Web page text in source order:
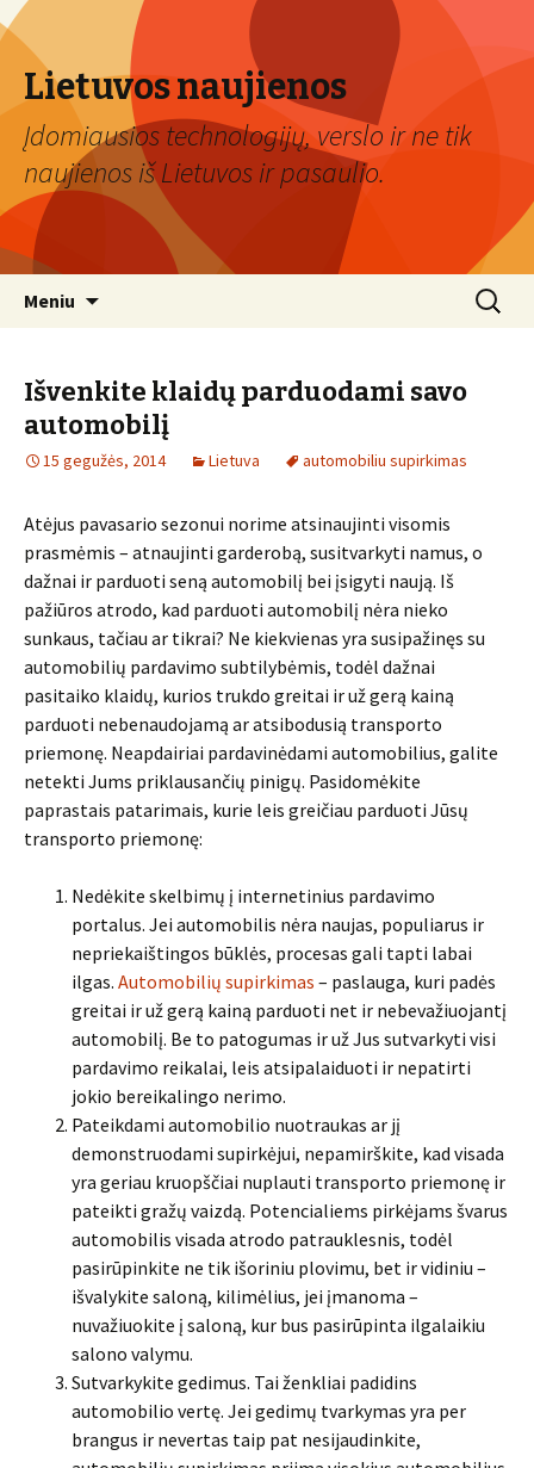
Lietuvos naujienos
Įdomiausios technologijų, verslo ir ne tik
naujienos iš Lietuvos ir pasaulio.
Meniu Ieškoti:
Išvenkite klaidų parduodami savo
automobilį
15 gegužės, 2014 Lietuva automobiliu supirkimas
Atėjus pavasario sezonui norime atsinaujinti visomis
prasmėmis – atnaujinti garderobą, susitvarkyti namus, o
dažnai ir parduoti seną automobilį bei įsigyti naują. Iš
pažiūros atrodo, kad parduoti automobilį nėra nieko
sunkaus, tačiau ar tikrai? Ne kiekvienas yra susipažinęs su
automobilių pardavimo subtilybėmis, todėl dažnai
pasitaiko klaidų, kurios trukdo greitai ir už gerą kainą
parduoti nebenaudojamą ar atsibodusią transporto
priemonę. Neapdairiai pardavinėdami automobilius, galite
netekti Jums priklausančių pinigų. Pasidomėkite
paprastais patarimais, kurie leis greičiau parduoti Jūsų
transporto priemonę:
Nedėkite skelbimų į internetinius pardavimo
portalus. Jei automobilis nėra naujas, populiarus ir
nepriekaištingos būklės, procesas gali tapti labai
ilgas. Automobilių supirkimas – paslauga, kuri padės
greitai ir už gerą kainą parduoti net ir nebevažiuojantį
automobilį. Be to patogumas ir už Jus sutvarkyti visi
pardavimo reikalai, leis atsipalaiduoti ir nepatirti
jokio bereikalingo nerimo.
Pateikdami automobilio nuotraukas ar jį
demonstruodami supirkėjui, nepamirškite, kad visada
yra geriau kruopščiai nuplauti transporto priemonę ir
pateikti gražų vaizdą. Potencialiems pirkėjams švarus
automobilis visada atrodo patrauklesnis, todėl
pasirūpinkite ne tik išoriniu plovimu, bet ir vidiniu –
išvalykite saloną, kilimėlius, jei įmanoma –
nuvažiuokite į saloną, kur bus pasirūpinta ilgalaikiu
salono valymu.
Sutvarkykite gedimus. Tai ženkliai padidins
automobilio vertę. Jei gedimų tvarkymas yra per
brangus ir nevertas taip pat nesijaudinkite,